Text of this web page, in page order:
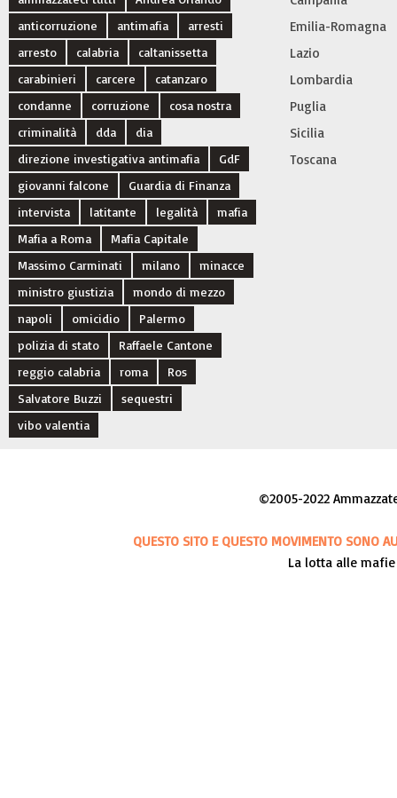
anticorruzione
antimafia
arresti
arresto
calabria
caltanissetta
carabinieri
carcere
catanzaro
condanne
corruzione
cosa nostra
criminalità
dda
dia
direzione investigativa antimafia
GdF
giovanni falcone
Guardia di Finanza
intervista
latitante legalità
mafia
Mafia a Roma
Mafia Capitale
Massimo Carminati
milano
minacce
ministro giustizia
mondo di mezzo
napoli
omicidio
Palermo
polizia di stato
Raffaele Cantone
reggio calabria
roma
Ros
Salvatore Buzzi
sequestri
vibo valentia
Emilia-Romagna
Lazio
Lombardia
Puglia
Sicilia
Toscana
©2005-2022
QUESTO SITO E QUESTO MOVIMENTO SONO
La lotta alle